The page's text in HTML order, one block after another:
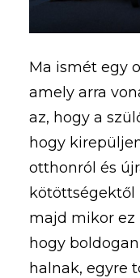
Ma ismét egy
amely arra
az, hogy a
hogy
otthonról és
kötöttségektől
majd mikor ez
hogy
halnak, egyre